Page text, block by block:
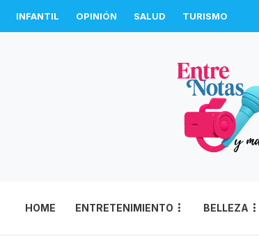
INFANTIL OPINIÓN SALUD TURISMO
HOME ENTRETENIMIENTO BELLEZA